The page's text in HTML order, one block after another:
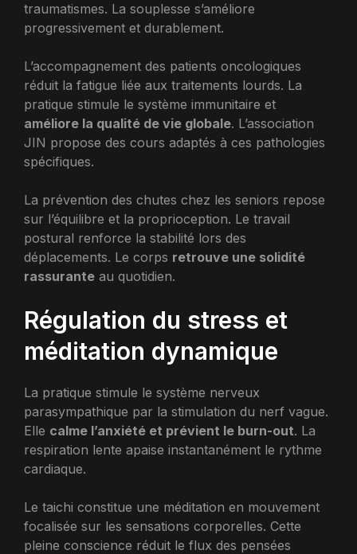
traumatismes. La souplesse s’améliore
progressivement et durablement.
L’accompagnement des patients oncologiques
réduit la fatigue liée aux traitements lourds. La
pratique stimule le système immunitaire et
améliore la qualité de vie globale. L’association
JIN propose des cours adaptés à ces pathologies
spécifiques.
La prévention des chutes chez les seniors repose
sur l’équilibre et la proprioception. Le travail
postural renforce la stabilité lors des
déplacements. Le corps retrouve une solidité
rassurante au quotidien.
Régulation du stress et
méditation dynamique
La pratique stimule le système nerveux
parasympathique par la stimulation du nerf vague.
Elle calme l’anxiété et prévient le burn-out. La
respiration lente apaise instantanément le rythme
cardiaque.
Le taichi constitue une méditation en mouvement
focalisée sur les sensations corporelles. Cette
pleine conscience réduit le flux des pensées